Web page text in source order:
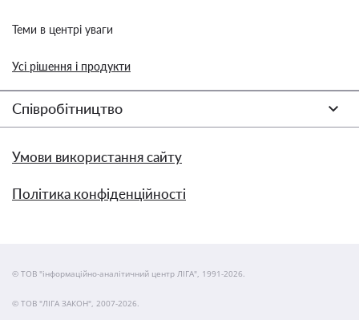
Теми в центрі уваги
Усі рішення і продукти
Співробітництво
Умови використання сайту
Політика конфіденційності
© ТОВ "інформаційно-аналітичний центр ЛІГА", 1991-2026.
© ТОВ "ЛІГА ЗАКОН", 2007-2026.